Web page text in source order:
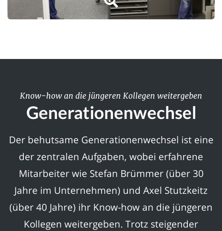
Know-how an die jüngeren Kollegen weitergeben
Generationenwechsel
Der behutsame Generationenwechsel ist eine
der zentralen Aufgaben, wobei erfahrene
Mitarbeiter wie Stefan Brümmer (über 30
Jahre im Unternehmen) und Axel Stutzkeitz
(über 40 Jahre) ihr Know-how an die jüngeren
Kollegen weitergeben. Trotz steigender